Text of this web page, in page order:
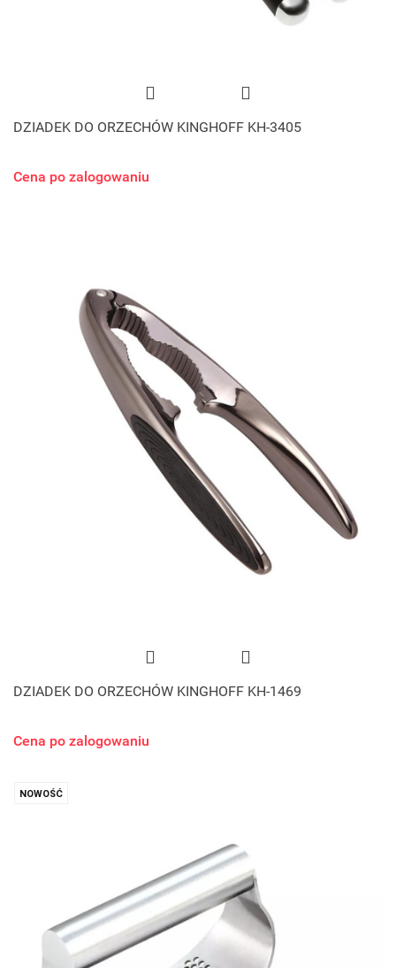
DZIADEK DO ORZECHÓW KINGHOFF KH-3405
Cena po zalogowaniu
DZIADEK DO ORZECHÓW KINGHOFF KH-1469
Cena po zalogowaniu
NOWOŚĆ